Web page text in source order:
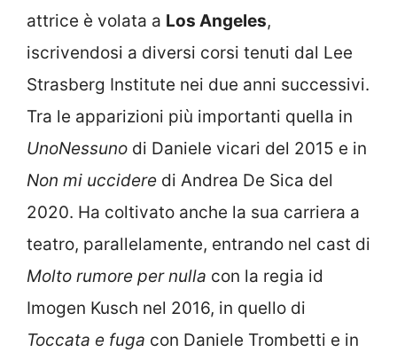
attrice è volata a Los Angeles,
iscrivendosi a diversi corsi tenuti dal Lee
Strasberg Institute nei due anni successivi.
Tra le apparizioni più importanti quella in
UnoNessuno di Daniele vicari del 2015 e in
Non mi uccidere di Andrea De Sica del
2020. Ha coltivato anche la sua carriera a
teatro, parallelamente, entrando nel cast di
Molto rumore per nulla con la regia id
Imogen Kusch nel 2016, in quello di
Toccata e fuga con Daniele Trombetti e in